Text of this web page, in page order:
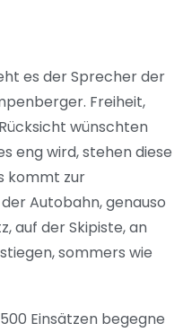
es der Sprecher der
Freiheit,
wünschten
eng wird, stehen diese
kommt zur
Autobahn, genauso
auf der Skipiste, an
sommers wie
Einsätzen begegne